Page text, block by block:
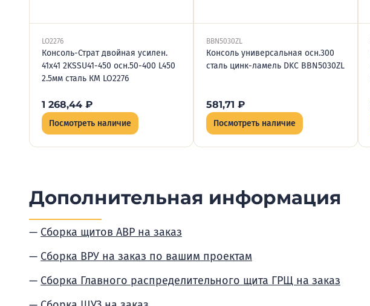
LO2276
Консоль-Страт двойная усилен.
41х41 2KSSU41-450 осн.50-400 L450
2.5мм сталь КМ LO2276
1 268,44 ₽
Посмотреть наличие
BBN5030ZL
Консоль универсальная осн.300
сталь цинк-ламель DKC BBN5030ZL
581,71 ₽
Посмотреть наличие
Дополнительная информация
Сборка щитов АВР на заказ
Сборка ВРУ на заказ по вашим проектам
Сборка Главного распределительного щита ГРЩ на заказ